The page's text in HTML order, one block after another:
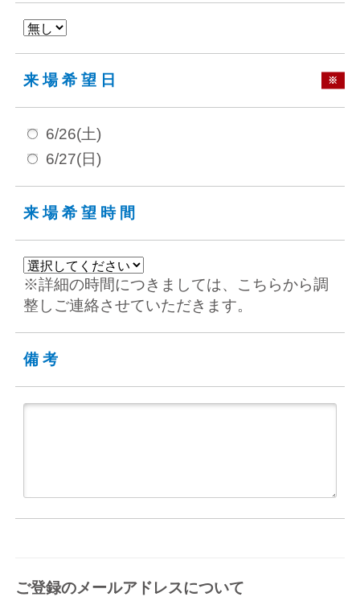
来場希望日 ※
6/26(土)
6/27(日)
来場希望時間
※詳細の時間につきましては、こちらから調
整しご連絡させていただきます。
備考
ご登録のメールアドレスについて